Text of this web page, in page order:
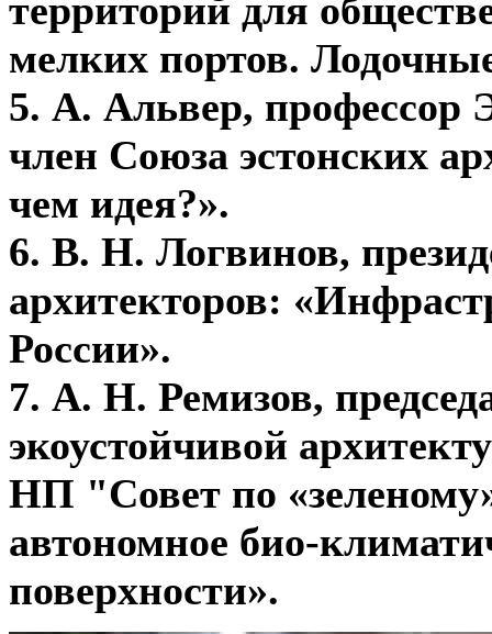
территорий для
мелких портов.
5. А. Альвер, профессор
член Союза эстонских
чем идея?».
6. В. Н. Логвинов,
архитекторов:
России».
7. А. Н. Ремизов,
экоустойчивой
НП "Совет по
автономное био-
поверхности».